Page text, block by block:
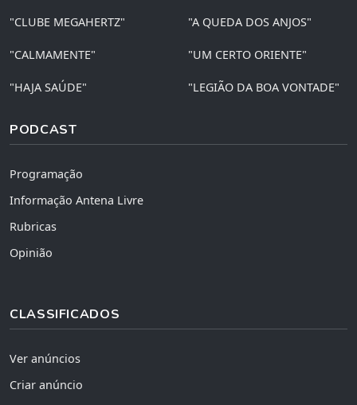
"CLUBE MEGAHERTZ" "A QUEDA DOS ANJOS"
"CALMAMENTE" "UM CERTO ORIENTE"
"HAJA SAÚDE" "LEGIÃO DA BOA VONTADE"
PODCAST
Programação
Informação Antena Livre
Rubricas
Opinião
CLASSIFICADOS
Ver anúncios
Criar anúncio